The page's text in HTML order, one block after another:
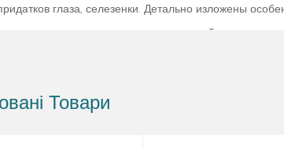
глаза, селезенки. Детально изложены
их группы рассматриваются с позиций ключевых
стран, Великобритании и США. Она
Товари